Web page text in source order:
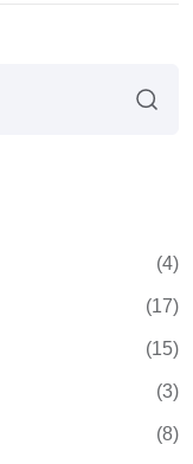
(4)
(17)
(15)
(3)
(8)